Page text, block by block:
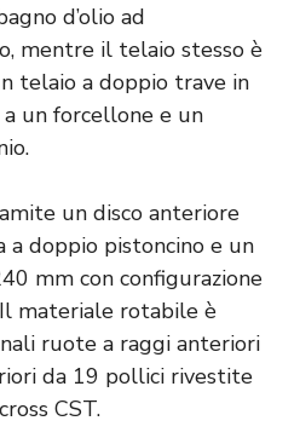
d’olio ad
mentre il telaio stesso è
telaio a doppio trave in
un forcellone e un
un disco anteriore
a doppio pistoncino e un
mm con configurazione
materiale rotabile è
ruote a raggi anteriori
da 19 pollici rivestite
CST.